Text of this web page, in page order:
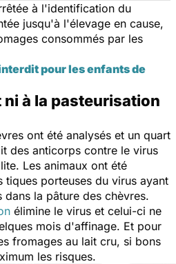
à l'identification du
jusqu'à l'élevage en cause,
consommés par les
pour les enfants de
à la pasteurisation
ont été analysés et un quart
des anticorps contre le virus
Les animaux ont été
tiques porteuses du virus ayant
la pâture des chèvres.
élimine le virus et celui-ci ne
mois d'affinage. Et pour
fromages au lait cru, si bons
les risques.